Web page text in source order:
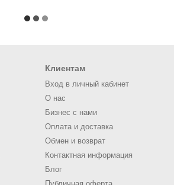
Клиентам
Вход в личный кабинет
О нас
Бизнес с нами
Оплата и доставка
Обмен и возврат
Контактная информация
Блог